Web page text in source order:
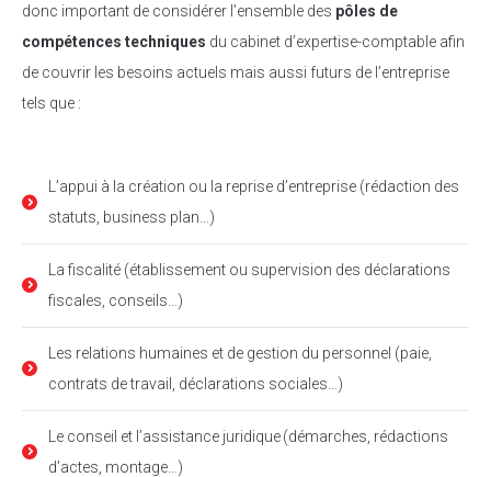
donc important de considérer l’ensemble des pôles de
compétences techniques du cabinet d’expertise-comptable afin
de couvrir les besoins actuels mais aussi futurs de l’entreprise
tels que :
L’appui à la création ou la reprise d’entreprise (rédaction des
statuts, business plan…)
La fiscalité (établissement ou supervision des déclarations
fiscales, conseils…)
Les relations humaines et de gestion du personnel (paie,
contrats de travail, déclarations sociales…)
Le conseil et l’assistance juridique (démarches, rédactions
d’actes, montage…)